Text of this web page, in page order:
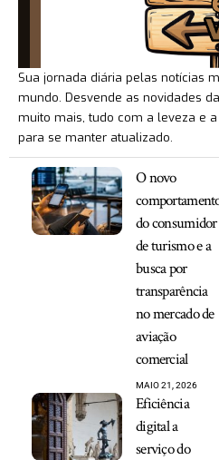
Sua jornada diária pelas notícias
mundo. Desvende as novidades
muito mais, tudo com a leveza e
para se manter atualizado.
O novo
do consumidor
de turismo e a
busca por
transparência
no mercado de
aviação
comercial
MAIO 21, 2026
Eficiência
digital a
serviço do